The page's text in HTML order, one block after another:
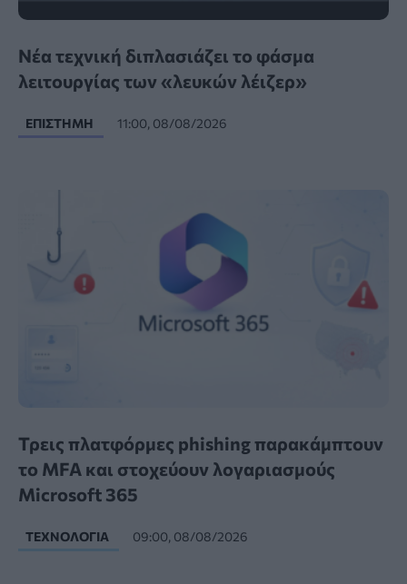
Νέα τεχνική διπλασιάζει το φάσμα
λειτουργίας των «λευκών λέιζερ»
ΕΠΙΣΤΉΜΗ 11:00, 08/08/2026
Τρεις πλατφόρμες phishing παρακάμπτουν
το MFA και στοχεύουν λογαριασμούς
Microsoft 365
ΤΕΧΝΟΛΟΓΊΑ 09:00, 08/08/2026